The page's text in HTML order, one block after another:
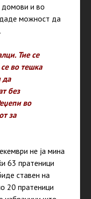
домови и во
можност да
Тие се
во тешка
да
без
во
за
не ја мина
63 пратеници
ставен на
20 пратеници